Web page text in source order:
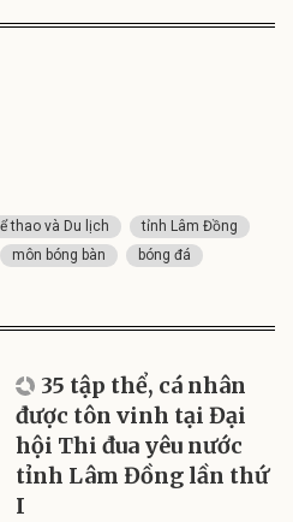
thao và Du lịch
tỉnh Lâm Đồng
môn bóng bàn
bóng đá
35 tập thể, cá nhân
được tôn vinh tại Đại
hội Thi đua yêu nước
tỉnh Lâm Đồng lần thứ
I